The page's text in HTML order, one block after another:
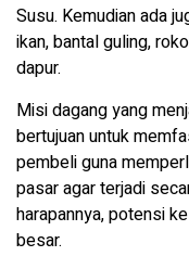
Susu. Kemudian ada
ikan, bantal guling,
dapur.
Misi dagang yang
bertujuan untuk
pembeli guna
pasar agar terjadi
harapannya, potensi
besar.